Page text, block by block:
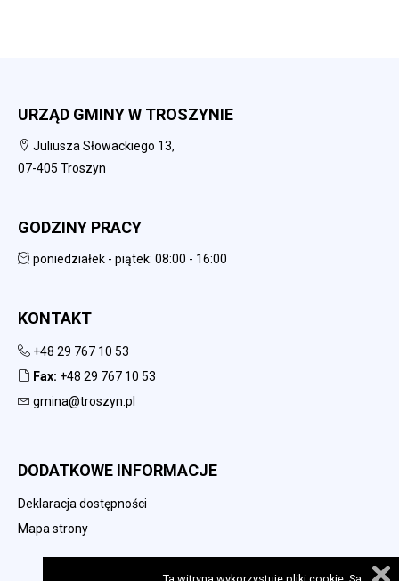
URZĄD GMINY W TROSZYNIE
Juliusza Słowackiego 13,
07-405 Troszyn
GODZINY PRACY
poniedziałek - piątek: 08:00 - 16:00
KONTAKT
+48 29 767 10 53
Fax: +48 29 767 10 53
gmina@troszyn.pl
DODATKOWE INFORMACJE
Deklaracja dostępności
Mapa strony